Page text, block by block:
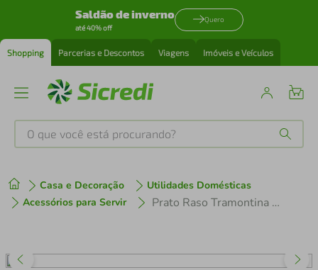
Saldão de inverno
até 40% off
Quero
Shopping Parcerias e Descontos Viagens Imóveis e Veículos
O que você está procurando?
Casa e Decoração
Utilidades Domésticas
Acessórios para Servir
Prato Raso Tramontina Nix 28cm em Porcelana Decorada
1º tenis